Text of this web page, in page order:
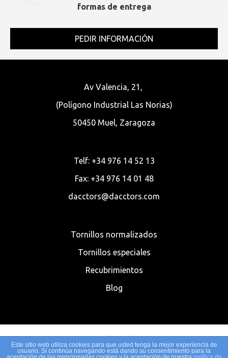
formas de entrega
PEDIR INFORMACIÓN
Av Valencia, 21,
(Polígono Industrial Las Norias)
50450 Muel, Zaragoza
Telf: +34 976 14 52 13
Fax: +34 976 14 01 48
dacctors@dacctors.com
Tornillos normalizados
Tornillos especiales
Recubrimientos
Blog
© 2020 Dacctors | Tornillería al Mayor
Este sitio web utiliza cookies para que usted tenga la mejor experiencia de
usuario. Si continúa navegando está dando su consentimiento para la